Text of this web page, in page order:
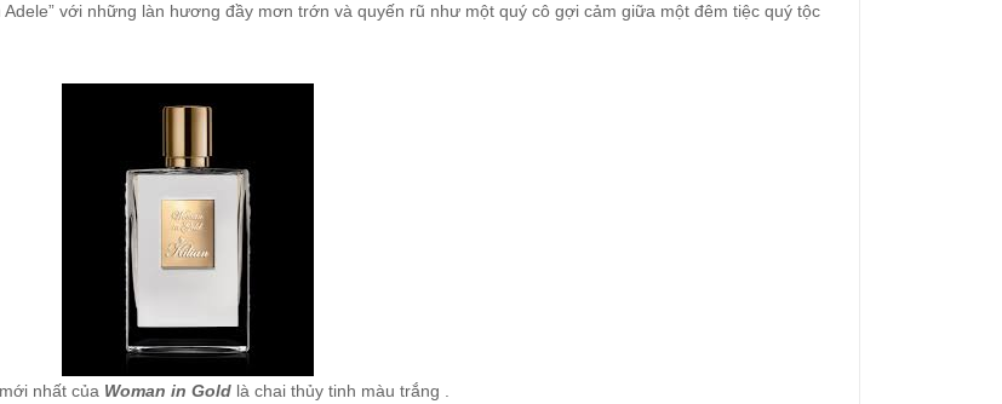
Adele” với những làn hương đầy mơn trớn và quyến rũ như một quý cô gợi cảm giữa một đêm tiệc quý tộc
nhất của Woman in Gold là chai thủy tinh màu trắng .